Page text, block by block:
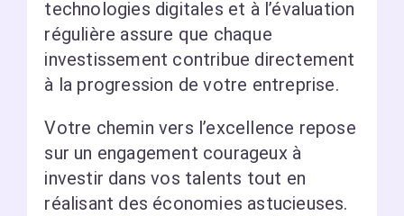
technologies digitales et à l’évaluation
régulière assure que chaque
investissement contribue directement
à la progression de votre entreprise.
Votre chemin vers l’excellence repose
sur un engagement courageux à
investir dans vos talents tout en
réalisant des économies astucieuses.